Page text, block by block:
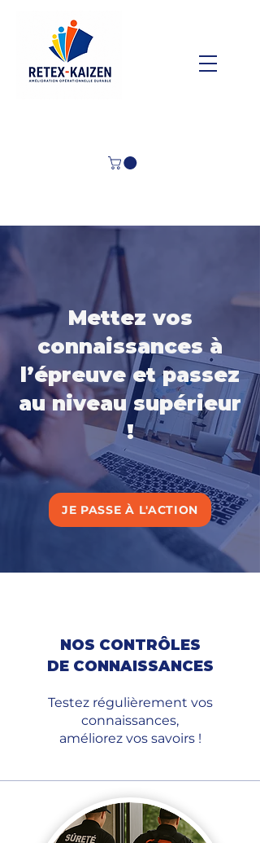
Mettez vos
connaissances à
l’épreuve et passez
au niveau supérieur
!
JE PASSE À L'ACTION
NOS CONTRÔLES
DE CONNAISSANCES
Testez régulièrement vos
connaissances,
améliorez vos savoirs !